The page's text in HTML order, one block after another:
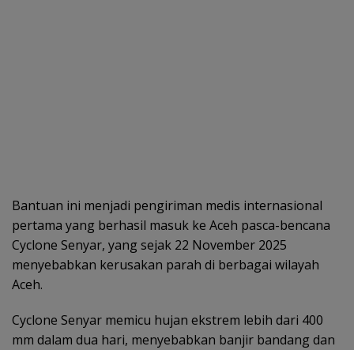
Bantuan ini menjadi pengiriman medis internasional
pertama yang berhasil masuk ke Aceh pasca-bencana
Cyclone Senyar, yang sejak 22 November 2025
menyebabkan kerusakan parah di berbagai wilayah
Aceh.
Cyclone Senyar memicu hujan ekstrem lebih dari 400
mm dalam dua hari, menyebabkan banjir bandang dan